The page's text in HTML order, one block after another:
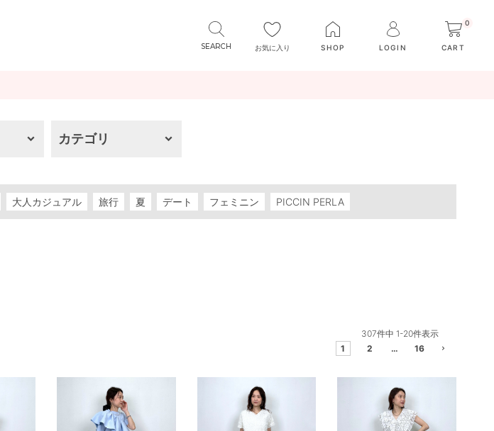
お気に入り SHOP LOGIN
0
CART
カテゴリ
大人カジュアル 旅行 夏 デート フェミニン PICCIN PERLA
307件中 1-20件表示
1
2 … 16